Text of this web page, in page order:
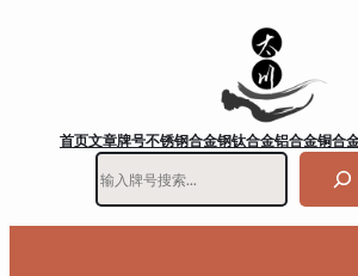
首页文章牌号不锈钢合金钢钛合金铝合金铜合